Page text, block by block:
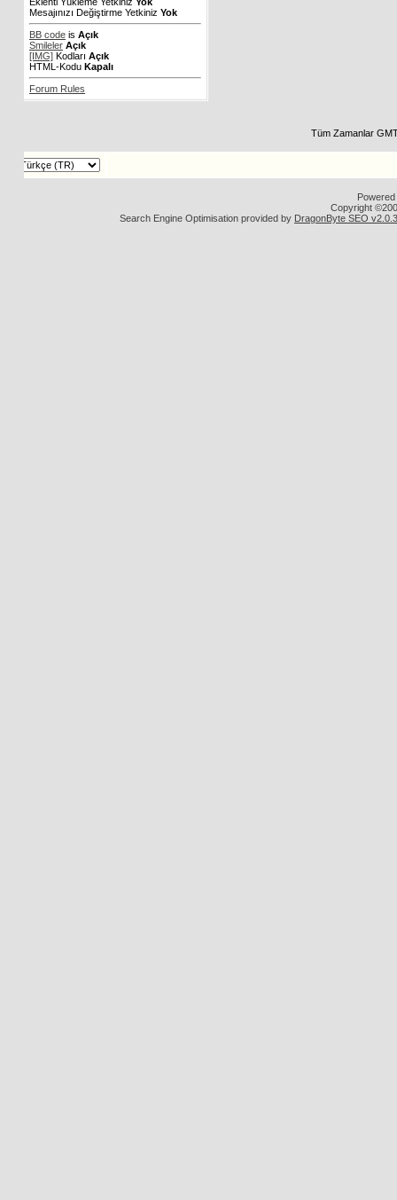
Mesajınızı Değiştirme YetkinizYok
BB code isAçık
Smileler Açık
KodlarıAçık
HTML-KoduKapalı
Forum Rules
Tüm Zamanlar GMT
Powered by
Copyright ©2000 -
Search Engine Optimisation provided byDragonByte SEO v2.0.36